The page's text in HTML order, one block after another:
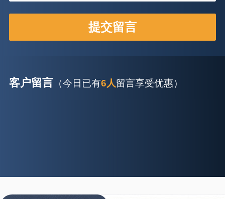
客户留言 （今日已有6人留言享受优惠）